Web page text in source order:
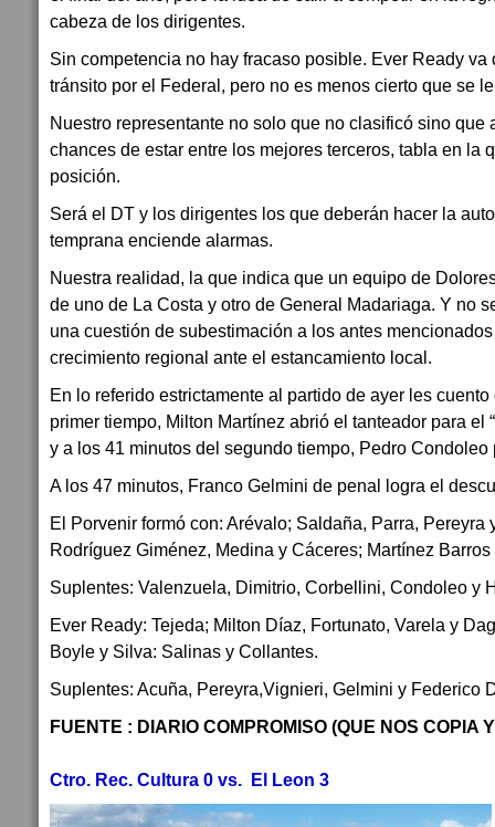
cabeza de los dirigentes.
Sin competencia no hay fracaso posible. Ever Ready va
tránsito por el Federal, pero no es menos cierto que se
Nuestro representante no solo que no clasificó sino que
chances de estar entre los mejores terceros, tabla en la
posición.
Será el DT y los dirigentes los que deberán hacer la
temprana enciende alarmas.
Nuestra realidad, la que indica que un equipo de
de uno de La Costa y otro de General Madariaga. Y no
una cuestión de subestimación a los antes
crecimiento regional ante el estancamiento local.
En lo referido estrictamente al partido de ayer les
primer tiempo, Milton Martínez abrió el tanteador para el
y a los 41 minutos del segundo tiempo, Pedro Condoleo
A los 47 minutos, Franco Gelmini de penal logra el
El Porvenir formó con: Arévalo; Saldaña, Parra, Pereyra
Rodríguez Giménez, Medina y Cáceres; Martínez Barros
Suplentes: Valenzuela, Dimitrio, Corbellini, Condoleo y
Ever Ready: Tejeda; Milton Díaz, Fortunato, Varela y
Boyle y Silva: Salinas y Collantes.
Suplentes: Acuña, Pereyra,Vignieri, Gelmini y Federico
FUENTE : DIARIO COMPROMISO (QUE NOS COPIA
Ctro. Rec. Cultura 0 vs. El Leon 3